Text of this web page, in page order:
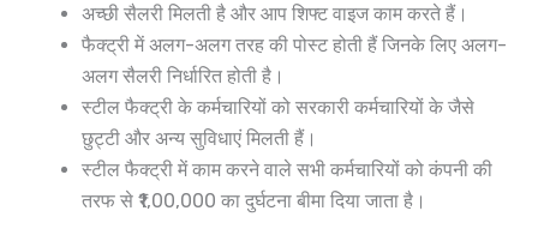
अच्छी सैलरी मिलती है और आप शिफ्ट वाइज काम करते हैं।
फैक्ट्री में अलग-अलग तरह की पोस्ट होती हैं जिनके लिए अलग-
अलग सैलरी निर्धारित होती है।
स्टील फैक्ट्री के कर्मचारियों को सरकारी कर्मचारियों के जैसे
छुट्टी और अन्य सुविधाएं मिलती हैं।
स्टील फैक्ट्री में काम करने वाले सभी कर्मचारियों को कंपनी की
तरफ से ₹1,00,000 का दुर्घटना बीमा दिया जाता है।